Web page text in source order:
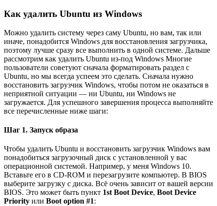
Как удалить Ubuntu из Windows
Можно удалить систему через саму Ubuntu, но вам, так или
иначе, понадобится Windows для восстановления загрузчика,
поэтому лучше сразу все выполнить в одной системе. Дальше
рассмотрим как удалить Ubuntu из-под Windows Многие
пользователи советуют сначала форматировать раздел с
Ubuntu, но мы всегда успеем это сделать. Сначала нужно
восстановить загрузчик Windows, чтобы потом не оказаться в
неприятной ситуации — ни Ubuntu, ни Windows не
загружается. Для успешного завершения процесса выполняйте
все перечисленные ниже шаги:
Шаг 1. Запуск образа
Чтобы удалить Ubuntu и восстановить загрузчик Windows вам
понадобиться загрузочный диск с установленной у вас
операционной системой. Например, у меня Windows 10.
Вставьте его в CD-ROM и перезагрузите компьютер. В BIOS
выберите загрузку с диска. Всё очень зависит от вашей версии
BIOS. Это может быть пункт 1st Boot Device, Boot Device
Priority или Boot option #1: